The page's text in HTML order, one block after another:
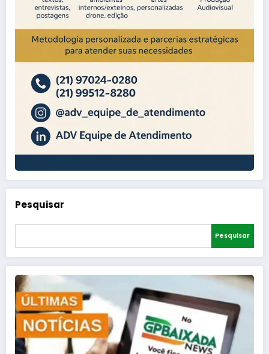
Pesquisar
Pesquisar